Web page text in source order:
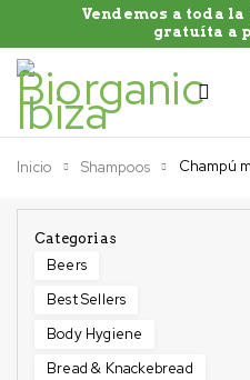
Vendemos a toda
gratuíta a
Inicio Shampoos Champú
Categorias
Beers
Best Sellers
Body Hygiene
Bread & Knackebread